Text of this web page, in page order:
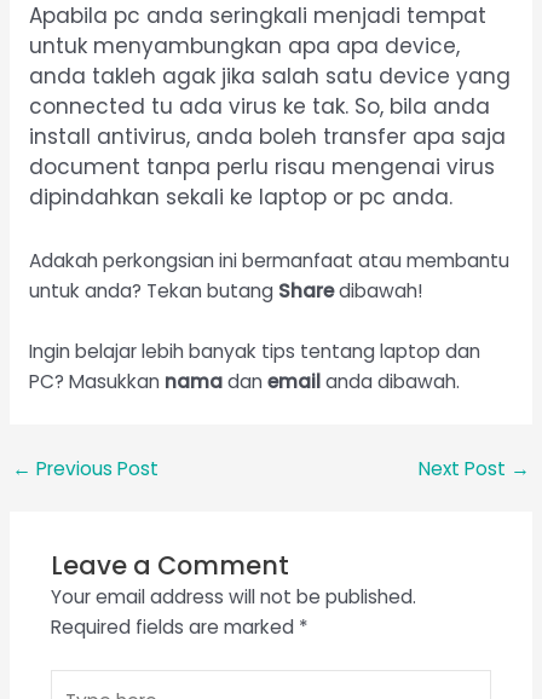
Apabila pc anda seringkali menjadi tempat
untuk menyambungkan apa apa device,
anda takleh agak jika salah satu device yang
connected tu ada virus ke tak. So, bila anda
install antivirus, anda boleh transfer apa saja
document tanpa perlu risau mengenai virus
dipindahkan sekali ke laptop or pc anda.
Adakah perkongsian ini bermanfaat atau membantu
untuk anda? Tekan butang Sharedibawah!
Ingin belajar lebih banyak tips tentang laptop dan
PC? Masukkan namadan emailanda dibawah.
← Previous Post Next Post →
Leave a Comment
Your email address will not be published.
Required fields are marked *